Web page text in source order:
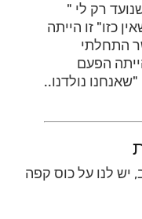
רק לי "
כזו" זו הייתה
התחלתי
הפעם
נולדנו..
יש לנו על כוס קפה